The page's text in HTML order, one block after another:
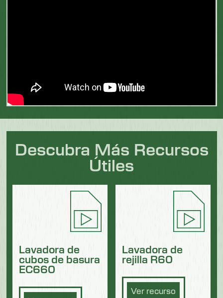
Descubra Más Recursos
Útiles
Lavadora de
cubos de basura
EC660
Lavadora de
rejilla R60
Ver recurso